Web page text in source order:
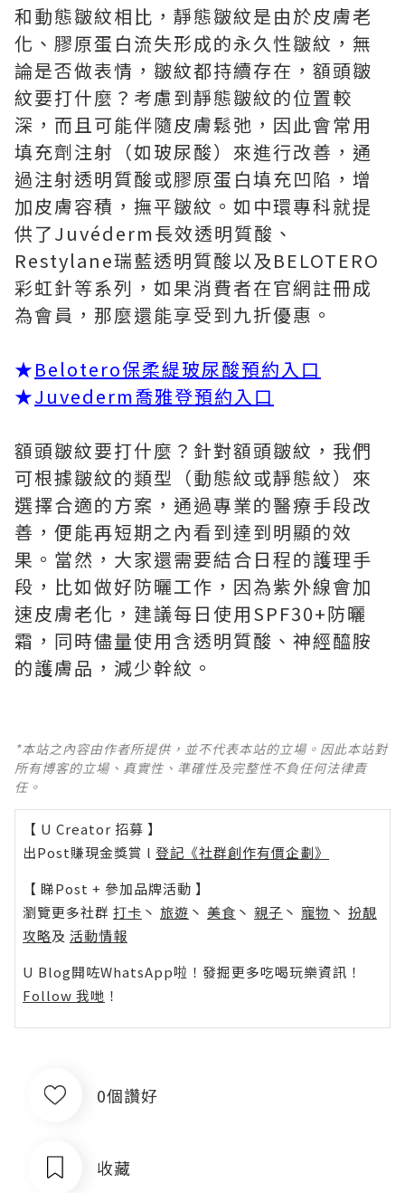
和動態皺紋相比，靜態皺紋是由於皮膚老
化、膠原蛋白流失形成的永久性皺紋，無
論是否做表情，皺紋都持續存在，額頭皺
紋要打什麼？考慮到靜態皺紋的位置較
深，而且可能伴隨皮膚鬆弛，因此會常用
填充劑注射（如玻尿酸）來進行改善，通
過注射透明質酸或膠原蛋白填充凹陷，增
加皮膚容積，撫平皺紋。如中環專科就提
供了Juvéderm長效透明質酸、
Restylane瑞藍透明質酸以及BELOTERO
彩虹針等系列，如果消費者在官網註冊成
為會員，那麼還能享受到九折優惠。
★Belotero保柔緹玻尿酸預約入口
★Juvederm喬雅登預約入口
額頭皺紋要打什麼？針對額頭皺紋，我們
可根據皺紋的類型（動態紋或靜態紋）來
選擇合適的方案，通過專業的醫療手段改
善，便能再短期之內看到達到明顯的效
果。當然，大家還需要結合日程的護理手
段，比如做好防曬工作，因為紫外線會加
速皮膚老化，建議每日使用SPF30+防曬
霜，同時儘量使用含透明質酸、神經醯胺
的護膚品，減少幹紋。
*本站之內容由作者所提供，並不代表本站的立場。因此本站對
所有博客的立場、真實性、準確性及完整性不負任何法律責
任。
【 U Creator 招募 】
出Post賺現金獎賞 l 登記《社群創作有價企劃》
【 睇Post + 參加品牌活動 】
瀏覽更多社群 打卡 丶 旅遊 丶 美食 丶 親子 丶 寵物 丶 扮靚
攻略及 活動情報
U Blog開咗WhatsApp啦！發掘更多吃喝玩樂資訊！
Follow 我哋 ！
0個讚好
收藏